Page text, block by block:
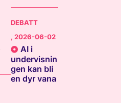
DEBATT
, 2026-06-02
AI i
undervisnin
gen kan bli
en dyr vana